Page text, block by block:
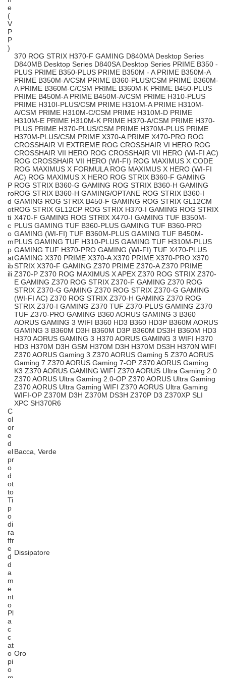
e
(
V
P
P
)
P
ro
d
ot
ti
c
o
m
p
at
ib
ili
370 ROG STRIX H370-F GAMING D840MA Desktop Series
D840MB Desktop Series D840SA Desktop Series PRIME B350 -
PLUS PRIME B350-PLUS PRIME B350M - A PRIME B350M-A
PRIME B350M-A/CSM PRIME B360-PLUS/CSM PRIME B360M-
A PRIME B360M-C/CSM PRIME B360M-K PRIME B450-PLUS
PRIME B450M-A PRIME B450M-A/CSM PRIME H310-PLUS
PRIME H310I-PLUS/CSM PRIME H310M-A PRIME H310M-
A/CSM PRIME H310M-C/CSM PRIME H310M-D PRIME
H310M-E PRIME H310M-K PRIME H370-A/CSM PRIME H370-
PLUS PRIME H370-PLUS/CSM PRIME H370M-PLUS PRIME
H370M-PLUS/CSM PRIME X370-A PRIME X470-PRO ROG
CROSSHAIR VI EXTREME ROG CROSSHAIR VI HERO ROG
CROSSHAIR VII HERO ROG CROSSHAIR VII HERO (WI-FI AC)
ROG CROSSHAIR VII HERO (WI-FI) ROG MAXIMUS X CODE
ROG MAXIMUS X FORMULA ROG MAXIMUS X HERO (WI-FI
AC) ROG MAXIMUS X HERO ROG STRIX B360-F GAMING
ROG STRIX B360-G GAMING ROG STRIX B360-H GAMING
ROG STRIX B360-H GAMING/OPTANE ROG STRIX B360-I
GAMING ROG STRIX B450-F GAMING ROG STRIX GL12CM
ROG STRIX GL12CP ROG STRIX H370-I GAMING ROG STRIX
X470-F GAMING ROG STRIX X470-I GAMING TUF B350M-
PLUS GAMING TUF B360-PLUS GAMING TUF B360-PRO
GAMING (WI-FI) TUF B360M-PLUS GAMING TUF B450M-
PLUS GAMING TUF H310-PLUS GAMING TUF H310M-PLUS
GAMING TUF H370-PRO GAMING (WI-FI) TUF X470-PLUS
GAMING X370 PRIME X370-A X370 PRIME X370-PRO X370
STRIX X370-F GAMING Z370 PRIME Z370-A Z370 PRIME
Z370-P Z370 ROG MAXIMUS X APEX Z370 ROG STRIX Z370-
E GAMING Z370 ROG STRIX Z370-F GAMING Z370 ROG
STRIX Z370-G GAMING Z370 ROG STRIX Z370-G GAMING
(WI-FI AC) Z370 ROG STRIX Z370-H GAMING Z370 ROG
STRIX Z370-I GAMING Z370 TUF Z370-PLUS GAMING Z370
TUF Z370-PRO GAMING B360 AORUS GAMING 3 B360
AORUS GAMING 3 WIFI B360 HD3 B360 HD3P B360M AORUS
GAMING 3 B360M D3H B360M D3P B360M DS3H B360M HD3
H370 AORUS GAMING 3 H370 AORUS GAMING 3 WIFI H370
HD3 H370M D3H GSM H370M D3H H370M DS3H H370N WIFI
Z370 AORUS Gaming 3 Z370 AORUS Gaming 5 Z370 AORUS
Gaming 7 Z370 AORUS Gaming 7-OP Z370 AORUS Gaming
K3 Z370 AORUS GAMING WIFI Z370 AORUS Ultra Gaming 2.0
Z370 AORUS Ultra Gaming 2.0-OP Z370 AORUS Ultra Gaming
Z370 AORUS Ultra Gaming WIFI Z370 AORUS Ultra Gaming
WIFI-OP Z370M D3H Z370M DS3H Z370P D3 Z370XP SLI
XPC SH370R6
C
ol
or
e
d
el
pr
o
d
ot
to
Bacca, Verde
Ti
p
o
di
ra
ffr
e
d
d
a
m
e
nt
o
Dissipatore
Pl
a
c
c
at
o
pi
o
Oro